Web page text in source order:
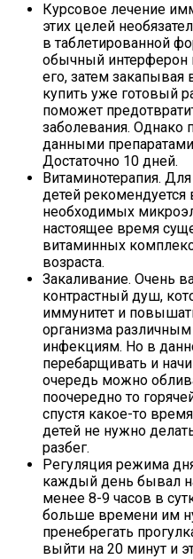
Курсовое лечение
этих целей
в таблетированной
обычный интерферон
его, затем
купить уже готовый
поможет
заболевания. Однако
данными
Достаточно 10 дней.
Витаминотерапия.
детей рекомендуется
необходимых
настоящее время
витаминных
возраста.
Закаливание. Очень
контрастный душ,
иммунитет и
организма
инфекциям. Но в
перебарщивать и
очередь можно
поочередно то
спустя какое-то
детей не нужно
разбег.
Регуляция режима
каждый день бывал
менее 8-9 часов в
больше времени им
пренебрегать
выйти на 20 минут и